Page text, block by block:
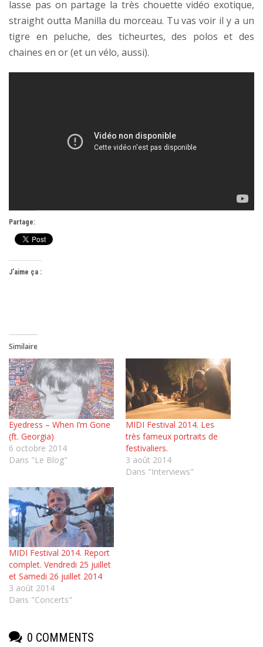
lasse pas on partage la très chouette vidéo exotique,
straight outta Manilla du morceau. Tu vas voir il y a un
tigre en peluche, des ticheurtes, des polos et des
chaines en or (et un vélo, aussi).
Partage:
J’aime ça :
Similaire
Eyedress – When I’m Gone
(ft. Georgia)
6 octobre 2014
Dans "Le Blog"
MIDI Festival 2014. Les
très fameux portraits de
festivaliers.
3 août 2014
Dans "Interviews"
MIDI Festival 2014. Report
complet. Vendredi 25 juillet
et Samedi 26 juillet 2014
3 août 2014
Dans "Concerts"
0 COMMENTS